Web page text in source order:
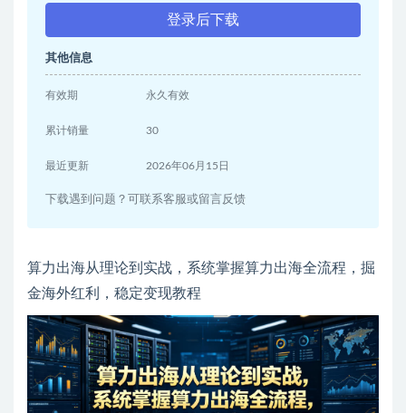
登录后下载
其他信息
有效期 永久有效
累计销量 30
最近更新 2026年06月15日
下载遇到问题？可联系客服或留言反馈
算力出海从理论到实战，系统掌握算力出海全流程，掘
金海外红利，稳定变现教程